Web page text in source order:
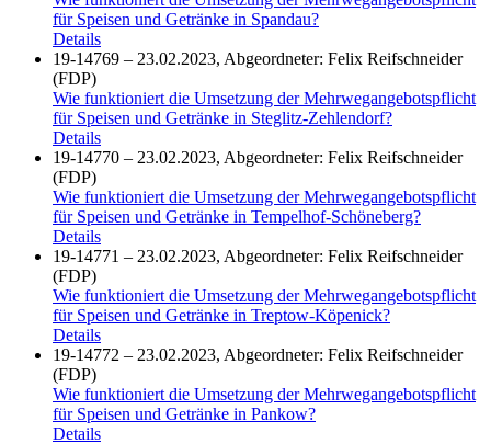
für Speisen und Getränke in Spandau?
Details
19-14769 – 23.02.2023, Abgeordneter: Felix Reifschneider
(FDP)
Wie funktioniert die Umsetzung der Mehrwegangebotspflicht
für Speisen und Getränke in Steglitz-Zehlendorf?
Details
19-14770 – 23.02.2023, Abgeordneter: Felix Reifschneider
(FDP)
Wie funktioniert die Umsetzung der Mehrwegangebotspflicht
für Speisen und Getränke in Tempelhof-Schöneberg?
Details
19-14771 – 23.02.2023, Abgeordneter: Felix Reifschneider
(FDP)
Wie funktioniert die Umsetzung der Mehrwegangebotspflicht
für Speisen und Getränke in Treptow-Köpenick?
Details
19-14772 – 23.02.2023, Abgeordneter: Felix Reifschneider
(FDP)
Wie funktioniert die Umsetzung der Mehrwegangebotspflicht
für Speisen und Getränke in Pankow?
Details